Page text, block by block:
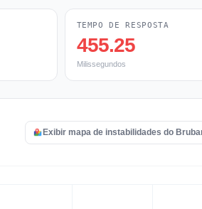
TEMPO DE RESPOSTA
455.25
Milissegundos
Exibir mapa de instabilidades do